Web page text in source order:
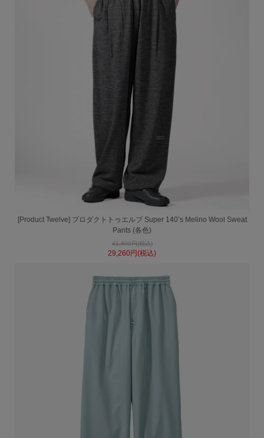
[Product Twelve] プロダクトトゥエルブ Super 140’s Melino Wool Sweat
Pants (各色)
41,800円(税込)
29,260円(税込)